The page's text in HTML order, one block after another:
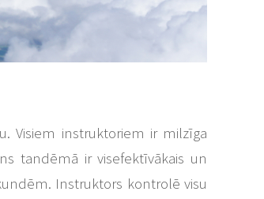
Visiem instruktoriem ir milzīga
tandēmā ir visefektīvākais un
Instruktors kontrolē visu